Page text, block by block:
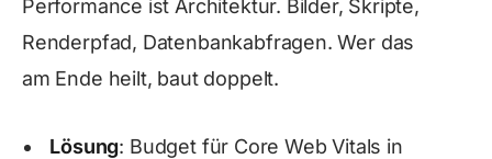
Performance ist Architektur. Bilder, Skripte,
Renderpfad, Datenbankabfragen. Wer das
am Ende heilt, baut doppelt.
Lösung: Budget für Core Web Vitals in